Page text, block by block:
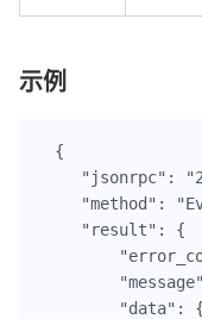
示例
{
"jsonrpc":
"method":
    "result": {
        "data": {